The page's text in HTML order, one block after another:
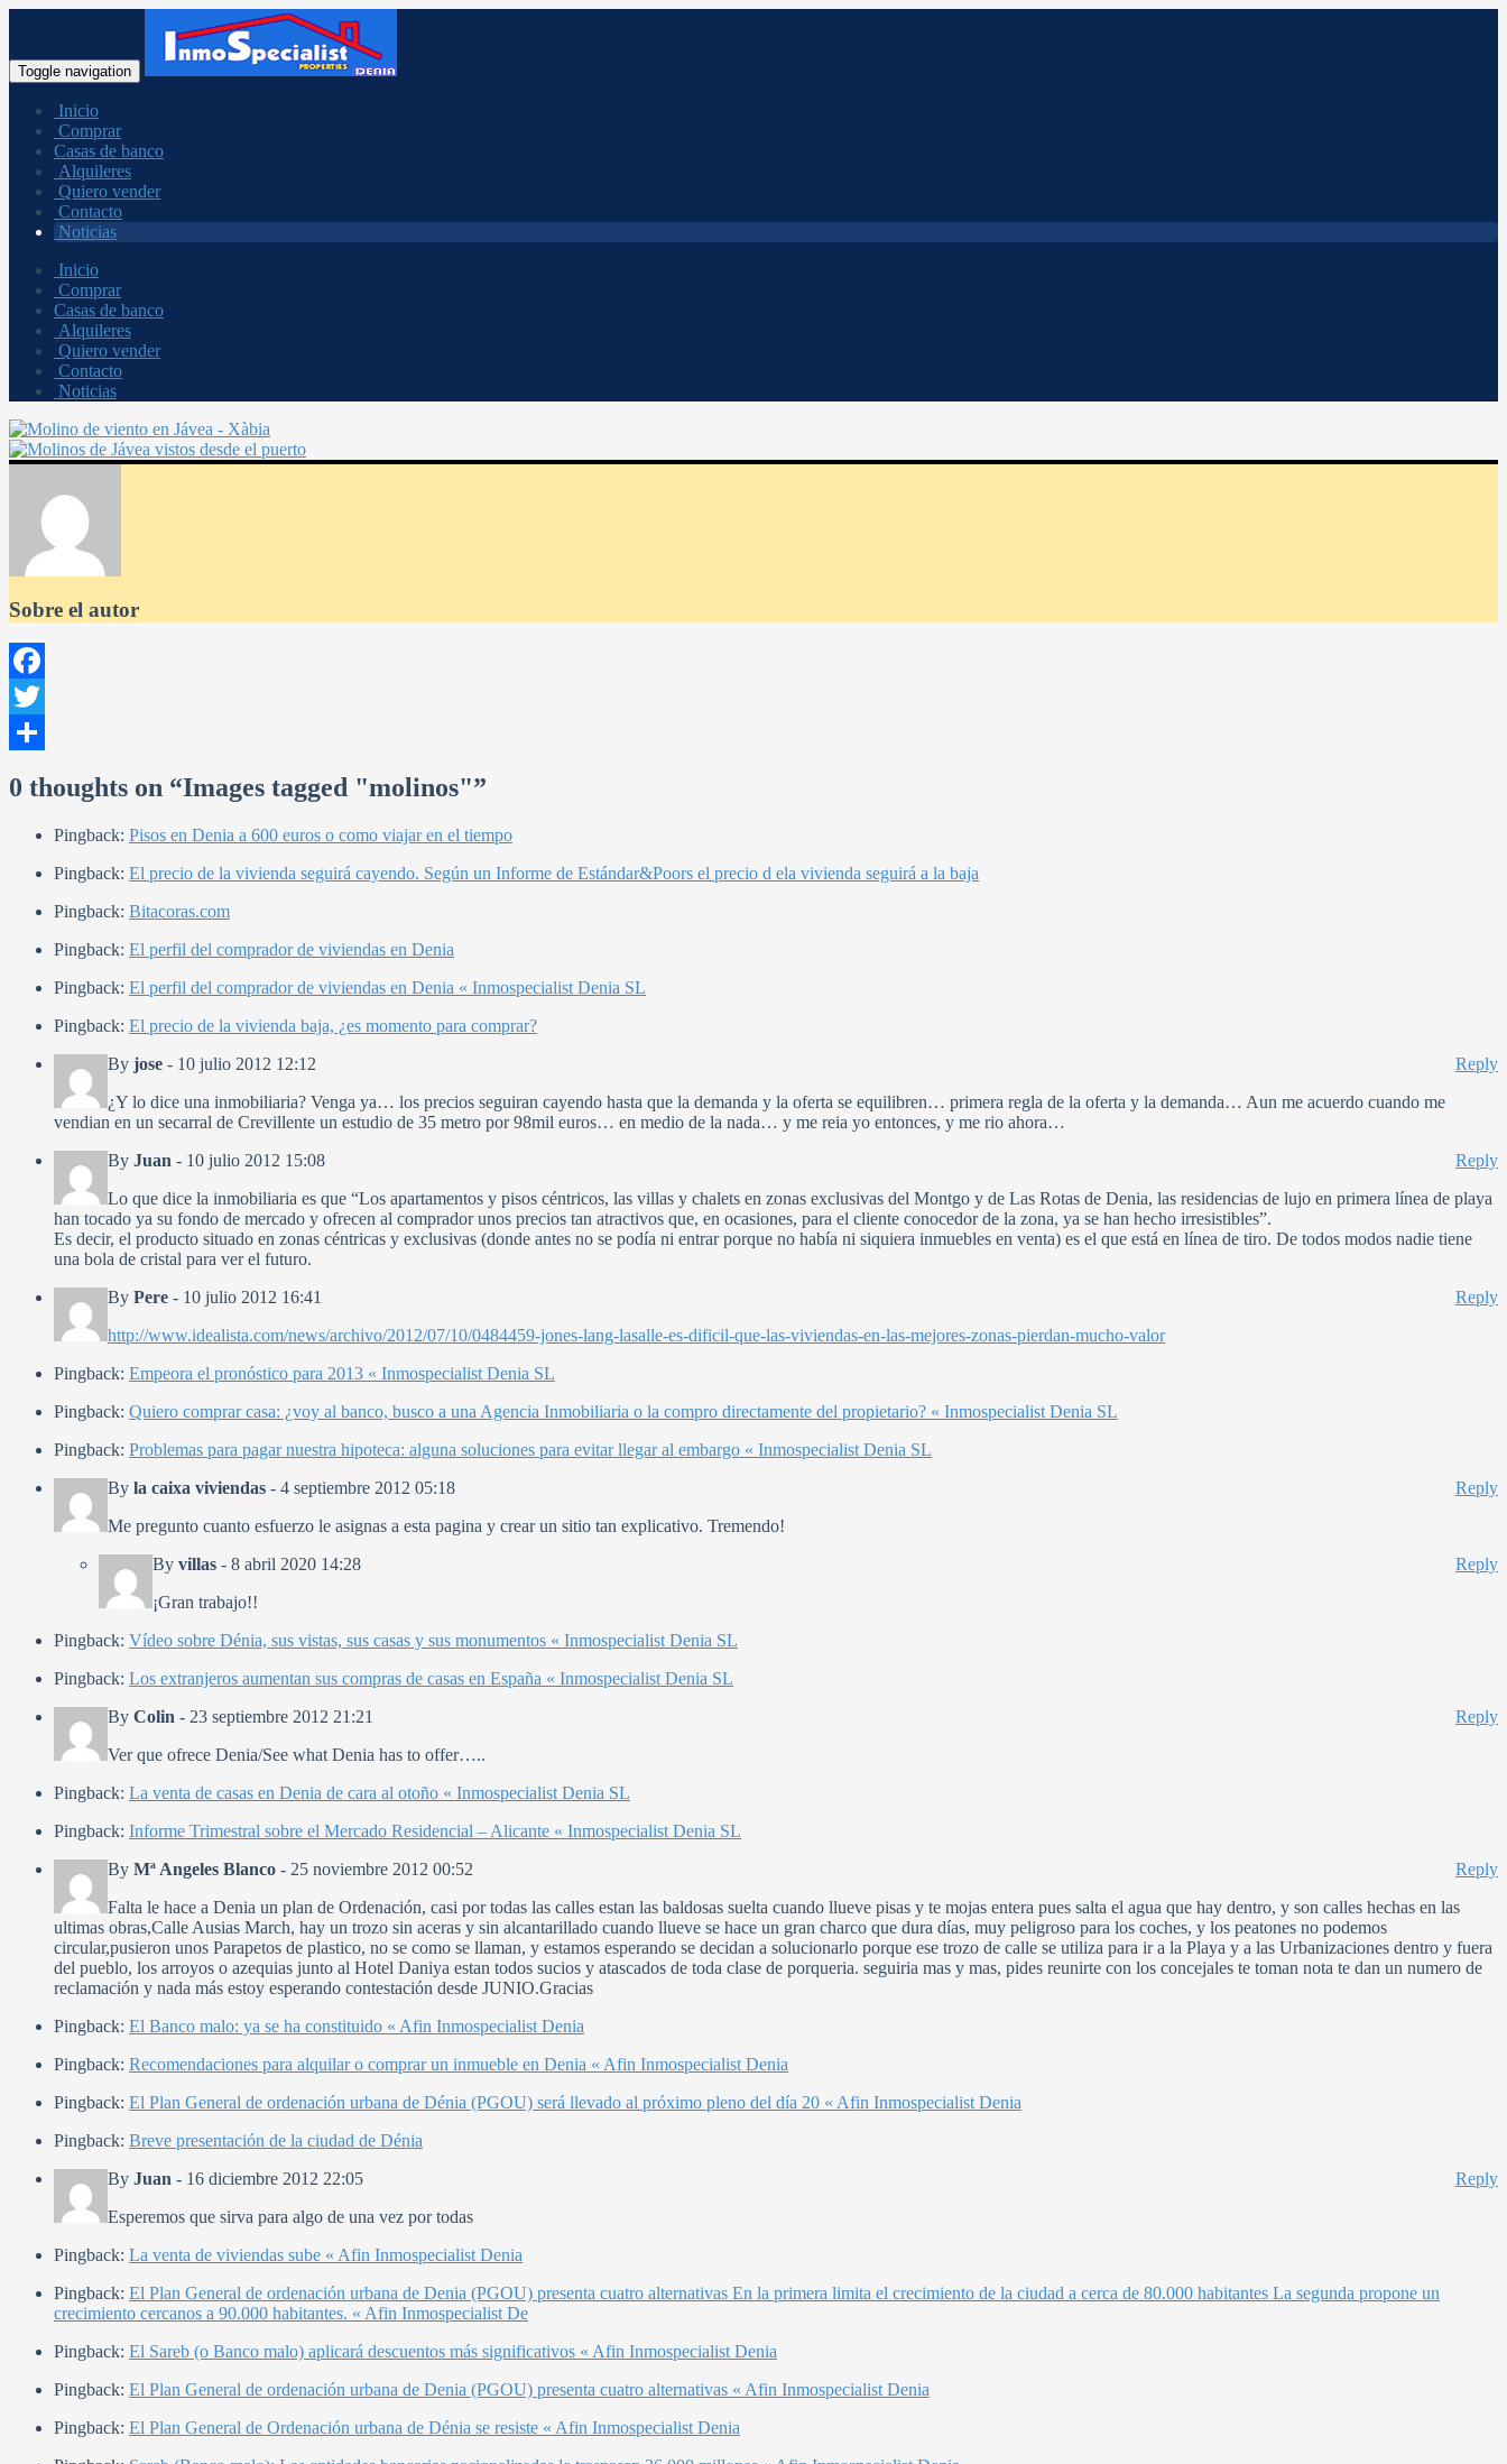
Toggle navigation
Inicio
Comprar
Casas de banco
Alquileres
Quiero vender
Contacto
Noticias
Inicio
Comprar
Casas de banco
Alquileres
Quiero vender
Contacto
Noticias
Sobre el autor
Facebook
Twitter
0 thoughts on “Images tagged "molinos"”
Pingback: Pisos en Denia a 600 euros o como viajar en el tiempo
Pingback: El precio de la vivienda seguirá cayendo. Según un Informe de Estándar&Poors el precio d ela vivienda seguirá a la baja
Pingback: Bitacoras.com
Pingback: El perfil del comprador de viviendas en Denia
Pingback: El perfil del comprador de viviendas en Denia « Inmospecialist Denia SL
Pingback: El precio de la vivienda baja, ¿es momento para comprar?
By jose - 10 julio 2012 12:12
Reply
¿Y lo dice una inmobiliaria? Venga ya… los precios seguiran cayendo hasta que la demanda y la oferta se equilibren… primera regla de la oferta y la demanda… Aun me acuerdo cuando me
vendian en un secarral de Crevillente un estudio de 35 metro por 98mil euros… en medio de la nada… y me reia yo entonces, y me rio ahora…
By Juan - 10 julio 2012 15:08
Reply
Lo que dice la inmobiliaria es que “Los apartamentos y pisos céntricos, las villas y chalets en zonas exclusivas del Montgo y de Las Rotas de Denia, las residencias de lujo en primera línea de playa
han tocado ya su fondo de mercado y ofrecen al comprador unos precios tan atractivos que, en ocasiones, para el cliente conocedor de la zona, ya se han hecho irresistibles”.
Es decir, el producto situado en zonas céntricas y exclusivas (donde antes no se podía ni entrar porque no había ni siquiera inmuebles en venta) es el que está en línea de tiro. De todos modos nadie tiene
una bola de cristal para ver el futuro.
By Pere - 10 julio 2012 16:41
Reply
http://www.idealista.com/news/archivo/2012/07/10/0484459-jones-lang-lasalle-es-dificil-que-las-viviendas-en-las-mejores-zonas-pierdan-mucho-valor
Pingback: Empeora el pronóstico para 2013 « Inmospecialist Denia SL
Pingback: Quiero comprar casa: ¿voy al banco, busco a una Agencia Inmobiliaria o la compro directamente del propietario? « Inmospecialist Denia SL
Pingback: Problemas para pagar nuestra hipoteca: alguna soluciones para evitar llegar al embargo « Inmospecialist Denia SL
By la caixa viviendas - 4 septiembre 2012 05:18
Reply
Me pregunto cuanto esfuerzo le asignas a esta pagina y crear un sitio tan explicativo. Tremendo!
By villas - 8 abril 2020 14:28
Reply
¡Gran trabajo!!
Pingback: Vídeo sobre Dénia, sus vistas, sus casas y sus monumentos « Inmospecialist Denia SL
Pingback: Los extranjeros aumentan sus compras de casas en España « Inmospecialist Denia SL
By Colin - 23 septiembre 2012 21:21
Reply
Ver que ofrece Denia/See what Denia has to offer…..
Pingback: La venta de casas en Denia de cara al otoño « Inmospecialist Denia SL
Pingback: Informe Trimestral sobre el Mercado Residencial – Alicante « Inmospecialist Denia SL
By Mª Angeles Blanco - 25 noviembre 2012 00:52
Reply
Falta le hace a Denia un plan de Ordenación, casi por todas las calles estan las baldosas suelta cuando llueve pisas y te mojas entera pues salta el agua que hay dentro, y son calles hechas en las
ultimas obras,Calle Ausias March, hay un trozo sin aceras y sin alcantarillado cuando llueve se hace un gran charco que dura días, muy peligroso para los coches, y los peatones no podemos
circular,pusieron unos Parapetos de plastico, no se como se llaman, y estamos esperando se decidan a solucionarlo porque ese trozo de calle se utiliza para ir a la Playa y a las Urbanizaciones dentro y fuera
del pueblo, los arroyos o azequias junto al Hotel Daniya estan todos sucios y atascados de toda clase de porqueria. seguiria mas y mas, pides reunirte con los concejales te toman nota te dan un numero de
reclamación y nada más estoy esperando contestación desde JUNIO.Gracias
Pingback: El Banco malo: ya se ha constituido « Afin Inmospecialist Denia
Pingback: Recomendaciones para alquilar o comprar un inmueble en Denia « Afin Inmospecialist Denia
Pingback: El Plan General de ordenación urbana de Dénia (PGOU) será llevado al próximo pleno del día 20 « Afin Inmospecialist Denia
Pingback: Breve presentación de la ciudad de Dénia
By Juan - 16 diciembre 2012 22:05
Reply
Esperemos que sirva para algo de una vez por todas
Pingback: La venta de viviendas sube « Afin Inmospecialist Denia
Pingback: El Plan General de ordenación urbana de Denia (PGOU) presenta cuatro alternativas En la primera limita el crecimiento de la ciudad a cerca de 80.000 habitantes La segunda propone un
crecimiento cercanos a 90.000 habitantes. « Afin Inmospecialist De
Pingback: El Sareb (o Banco malo) aplicará descuentos más significativos « Afin Inmospecialist Denia
Pingback: El Plan General de ordenación urbana de Denia (PGOU) presenta cuatro alternativas « Afin Inmospecialist Denia
Pingback: El Plan General de Ordenación urbana de Dénia se resiste « Afin Inmospecialist Denia